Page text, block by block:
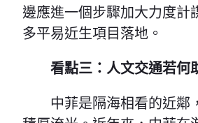
邊應進一個步驟加大力度計
多平易近生項目落地。
看點三：人文交通若何
中菲是隔海相看的近鄰